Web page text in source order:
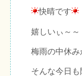
快晴です
嬉しいぃ～～
梅雨の中休み
そんな今日